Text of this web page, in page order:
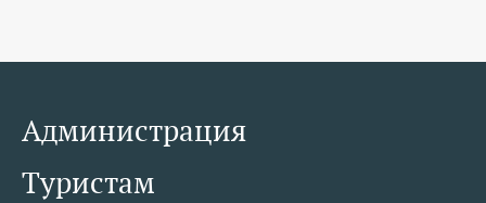
Администрация
Туристам